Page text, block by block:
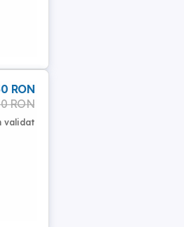
RON
RON
validat